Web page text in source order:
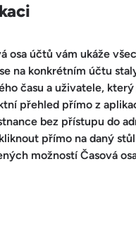
osa účtů vám ukáže
na konkrétním účtu
času a uživatele,
přehled přímo z
bez přístupu do
přímo na daný
možností Časová